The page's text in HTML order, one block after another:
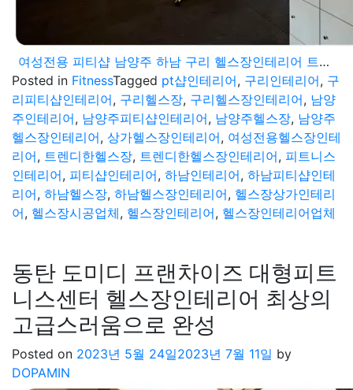
여성전용 피티샵 남양주 하남 구리 헬스장인테리어 트렌디한 감각이 추가된 현장
Posted in FitnessTagged pt샵인테리어, 구리인테리어, 구
리피티샵인테리어, 구리헬스장, 구리헬스장인테리어, 남양
주인테리어, 남양주피티샵인테리어, 남양주헬스장, 남양주
헬스장인테리어, 상가헬스장인테리어, 여성전용헬스장인테
리어, 트렌디한헬스장, 트렌디한헬스장인테리어, 피트니스
인테리어, 피티샵인테리어, 하남인테리어, 하남피티샵인테
리어, 하남헬스장, 하남헬스장인테리어, 헬스장상가인테리
어, 헬스장시공업체, 헬스장인테리어, 헬스장인테리어업체
동탄 도미디 프랜차이즈 대형피트
니스센터 헬스장인테리어 최상의
고급스러움으로 완성
Posted on 2023년 5월 24일2023년 7월 11일 by
DOPAMIN